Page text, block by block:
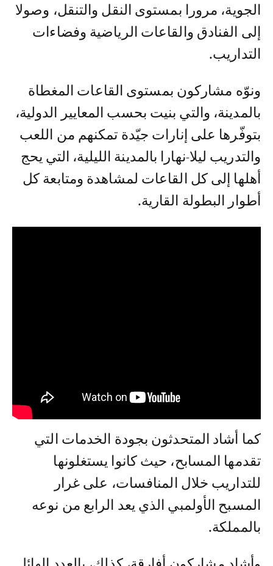
الجوية، مرورا بمستوى النقل والتنقل، وصولا
إلى الفنادق والقاعات الرياضية وفضاءات
التداريب.
ونوّه مشاركون بمستوى القاعات المغطاة
بالمدينة، والتي بنيت بحسب المعايير الدولية،
بتوفّرها على إنارات جيّدة تمكنهم من اللعب
والتدريب ليلا-نهارا بالمدينة الليلية، التي يحج
أهلها إلى كل القاعات لمشاهدة ومتابعة كل
أطوار البطولة القارية.
كما أشاد المتحدثون بجودة الخدمات التي
تقدمها المسابح، حيث كانوا يستغلونها
للتداريب خلال المنافسات، على غرار
المسبح الأولمبي الذي يعد الرابع من نوعه
بالمملكة.